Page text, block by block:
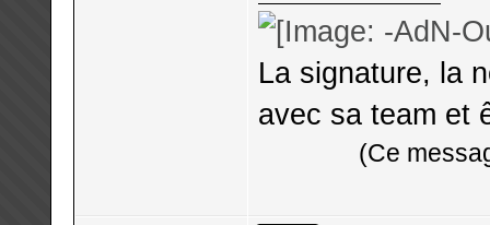
La signature, la
avec sa team et
(Ce